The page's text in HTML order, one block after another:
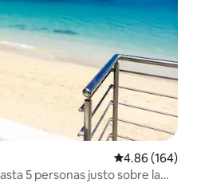
Calificación
4.86 (164)
5 personas justo sobre la